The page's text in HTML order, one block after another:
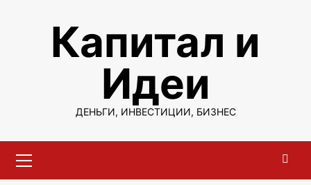
содержимомуКапитал и
Идеи
ДЕНЬГИ, ИНВЕСТИЦИИ, БИЗНЕС
меню